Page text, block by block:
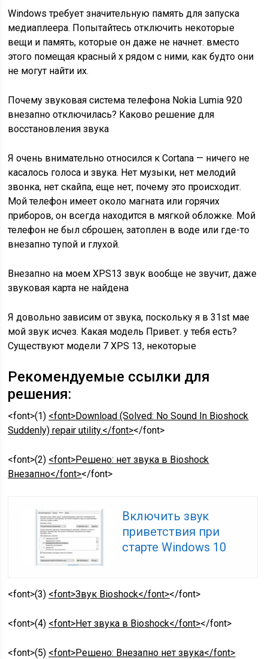
Windows требует значительную память для запуска
медиаплеера. Попытайтесь отключить некоторые
вещи и память, которые он даже не начнет. вместо
этого помещая красный x рядом с ними, как будто они
не могут найти их.
Почему звуковая система телефона Nokia Lumia 920
внезапно отключилась? Каково решение для
восстановления звука
Я очень внимательно относился к Cortana — ничего не
касалось голоса и звука. Нет музыки, нет мелодий
звонка, нет скайпа, еще нет, почему это происходит.
Мой телефон имеет около магната или горячих
приборов, он всегда находится в мягкой обложке. Мой
телефон не был сброшен, затоплен в воде или где-то
внезапно тупой и глухой.
Внезапно на моем XPS13 звук вообще не звучит, даже
звуковая карта не найдена
Я довольно зависим от звука, поскольку я в 31st мае
мой звук исчез. Какая модель Привет. у тебя есть?
Существуют модели 7 XPS 13, некоторые
Рекомендуемые ссылки для
решения:
<font>(1) <font>Download (Solved: No Sound In Bioshock
Suddenly) repair utility.</font></font>
<font>(2) <font>Решено: нет звука в Bioshock
Внезапно</font></font>
Включить звук
приветствия при
старте Windows 10
<font>(3) <font>Звук Bioshock</font></font>
<font>(4) <font>Нет звука в Bioshock</font></font>
<font>(5) <font>Решено: Внезапно нет звука</font>